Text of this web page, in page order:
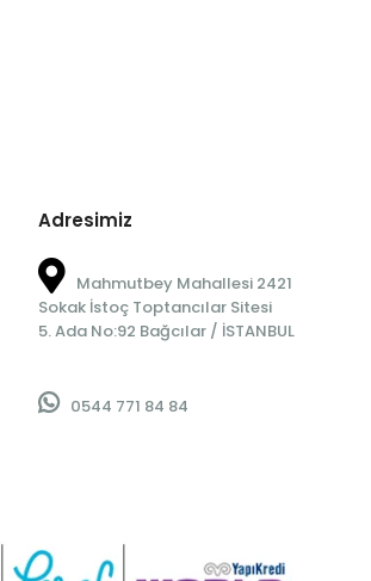
Adresimiz
Mahmutbey Mahallesi 2421
Sokak İstoç Toptancılar Sitesi
5. Ada No:92 Bağcılar / İSTANBUL
0544 771 84 84